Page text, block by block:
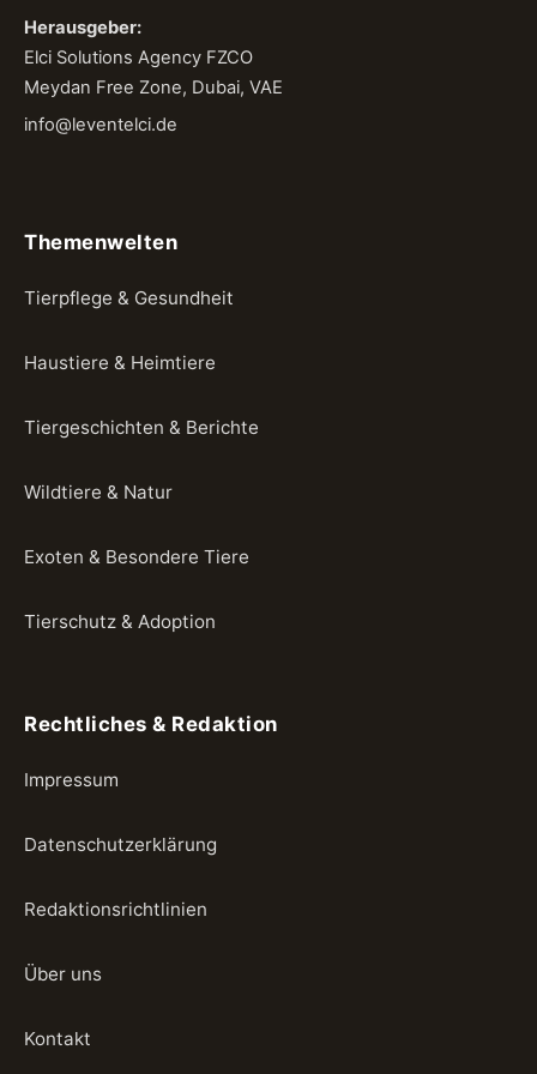
Herausgeber:
Elci Solutions Agency FZCO
Meydan Free Zone, Dubai, VAE
info@leventelci.de
Themenwelten
Tierpflege & Gesundheit
Haustiere & Heimtiere
Tiergeschichten & Berichte
Wildtiere & Natur
Exoten & Besondere Tiere
Tierschutz & Adoption
Rechtliches & Redaktion
Impressum
Datenschutzerklärung
Redaktionsrichtlinien
Über uns
Kontakt